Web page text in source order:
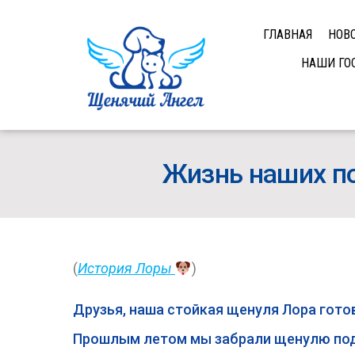
ГЛАВНАЯ
НАШИ
Жизнь наших
(История Лоры )
Друзья, наша стойкая щенуля Лора
Прошлым летом мы забрали щенулю под